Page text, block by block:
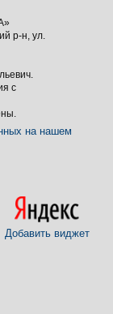
р-н, ул.
с
на нашем
Добавить виджет